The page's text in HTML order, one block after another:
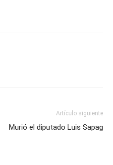
Artículo siguiente
Murió el diputado Luis Sapag